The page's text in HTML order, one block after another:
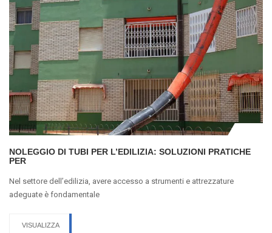
NOLEGGIO DI TUBI PER L’EDILIZIA: SOLUZIONI PRATICHE
PER
Nel settore dell’edilizia, avere accesso a strumenti e attrezzature
adeguate è fondamentale
VISUALIZZA